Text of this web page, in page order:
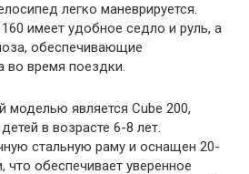
легко маневрируется.
имеет удобное седло и руль, а
обеспечивающие
во время поездки.
моделью является Cube 200,
в возрасте 6-8 лет.
стальную раму и оснащен 20-
обеспечивает уверенное